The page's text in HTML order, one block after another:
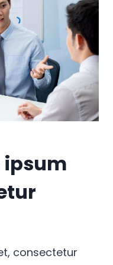
ipsum
consectetur